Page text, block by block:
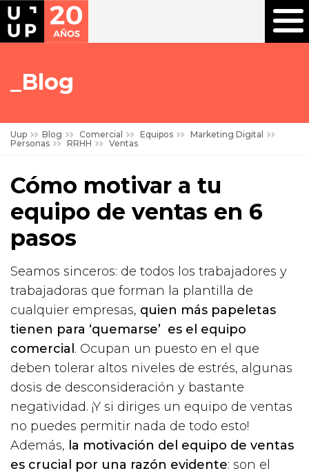
Blog
Uup Blog Comercial Equipos
Marketing Digital
Personas
RRHH Ventas
Cómo motivar a tu
equipo de ventas en 6
pasos
Seamos sinceros: de todos los trabajadores y
trabajadoras que forman la plantilla de
cualquier empresas, quien más papeletas
tienen para ‘quemarse’ es el equipo
comercial . Ocupan un puesto en el que
deben tolerar altos niveles de estrés, algunas
dosis de desconsideración y bastante
negatividad. ¡Y si diriges un equipo de ventas
no puedes permitir nada de todo esto!
Además, la motivación del equipo de ventas
es crucial por una razón evidente: son el